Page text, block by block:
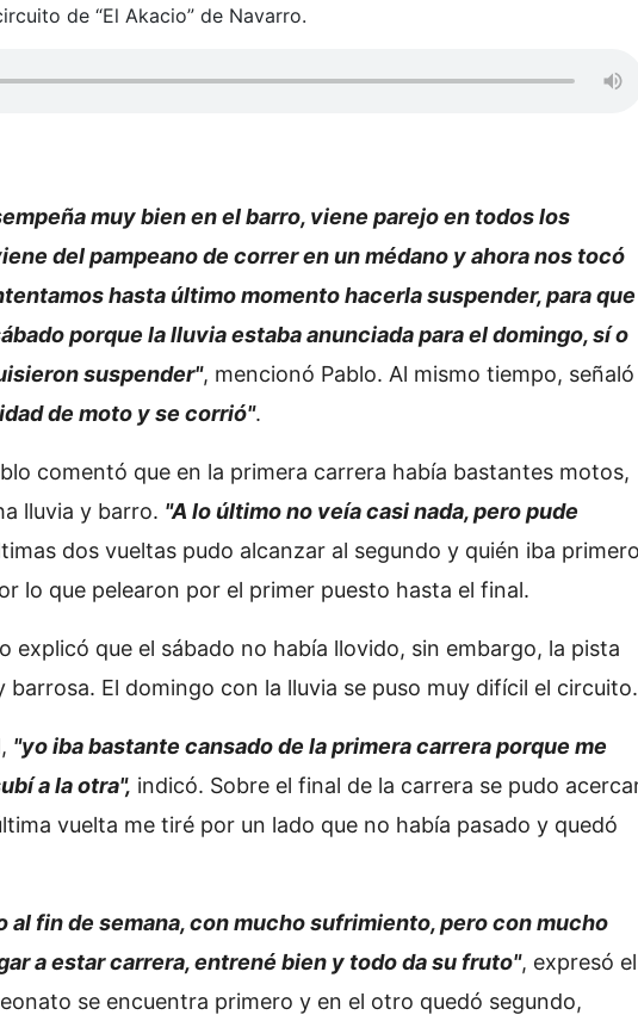
de “El Akacio” de Navarro.
muy bien en el barro, viene parejo en todos los
del pampeano de correr en un médano y ahora nos tocó
hasta último momento hacerla suspender, para que
porque la lluvia estaba anunciada para el domingo, sí o
suspender", mencionó Pablo. Al mismo tiempo, señaló
de moto y se corrió".
comentó que en la primera carrera había bastantes motos,
lluvia y barro. "A lo último no veía casi nada, pero pude
dos vueltas pudo alcanzar al segundo y quién iba primero
lo que pelearon por el primer puesto hasta el final.
explicó que el sábado no había llovido, sin embargo, la pista
barrosa. El domingo con la lluvia se puso muy difícil el circuito.
"yo iba bastante cansado de la primera carrera porque me
a la otra", indicó. Sobre el final de la carrera se pudo
vuelta me tiré por un lado que no había pasado y quedó
al fin de semana, con mucho sufrimiento, pero con mucho
a estar carrera, entrené bien y todo da su fruto", expresó el
se encuentra primero y en el otro quedó segundo,